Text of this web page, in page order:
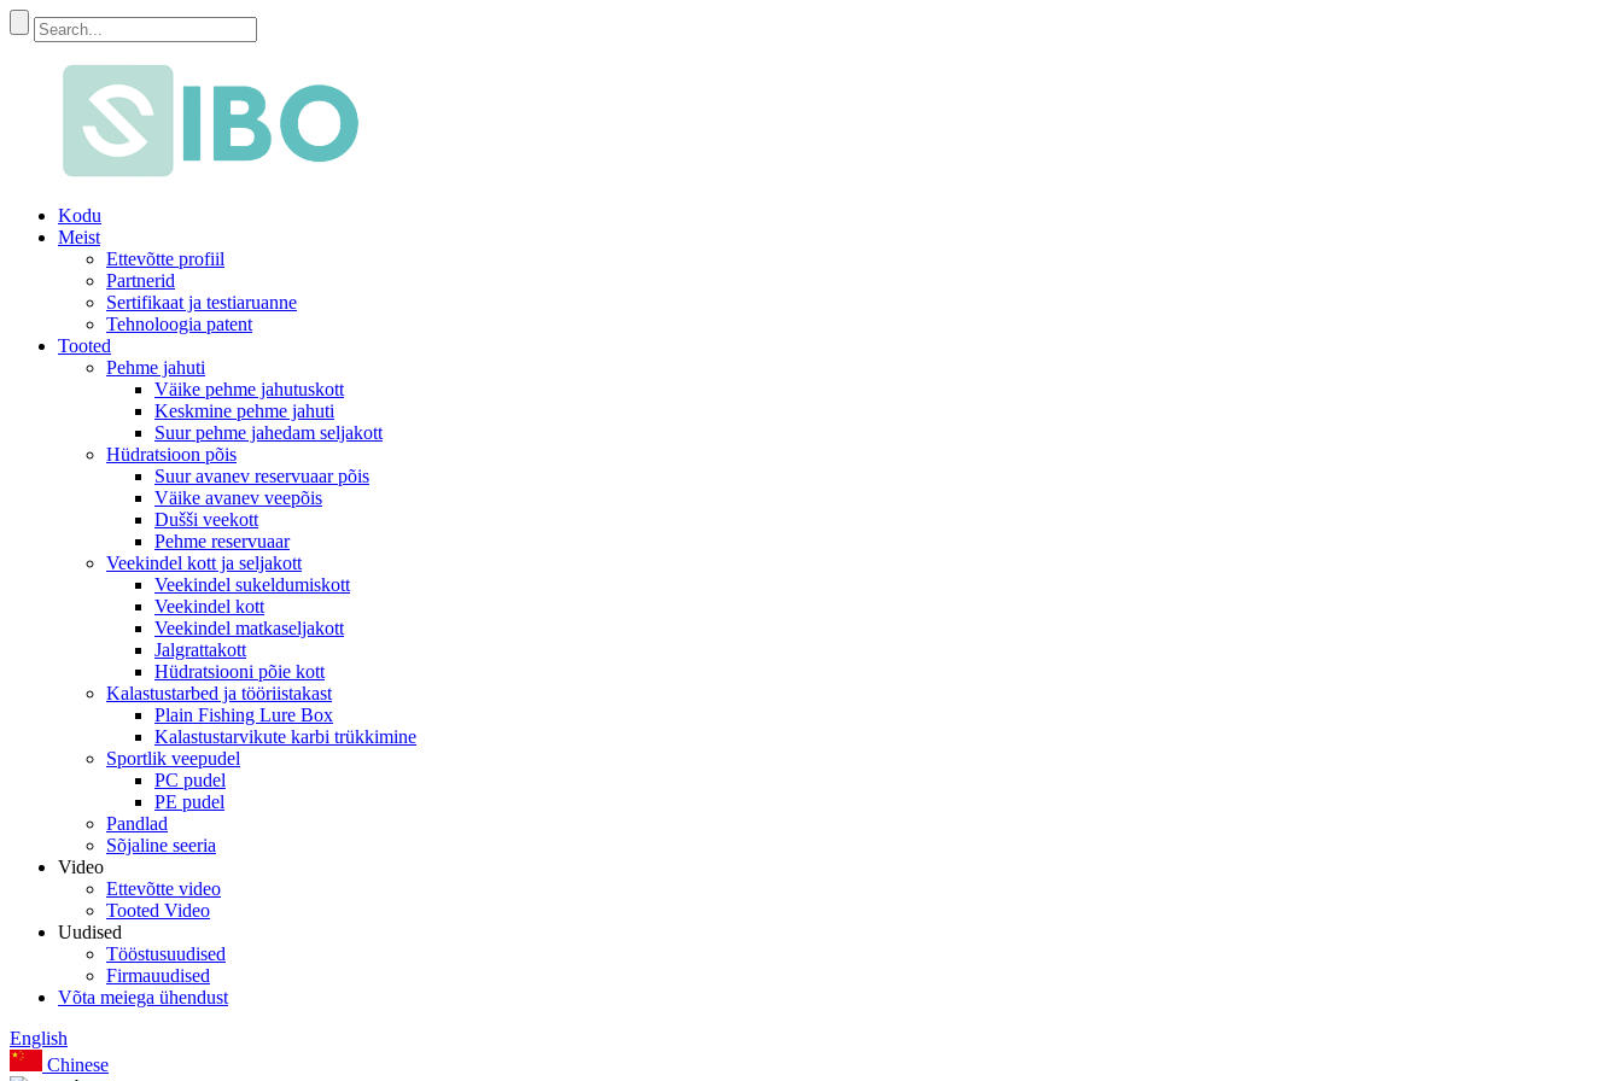
Kodu
Meist
Ettevõtte profiil
Partnerid
Sertifikaat ja testiaruanne
Tehnoloogia patent
Tooted
Pehme jahuti
Väike pehme jahutuskott
Keskmine pehme jahuti
Suur pehme jahedam seljakott
Hüdratsioon põis
Suur avanev reservuaar põis
Väike avanev veepõis
Dušši veekott
Pehme reservuaar
Veekindel kott ja seljakott
Veekindel sukeldumiskott
Veekindel kott
Veekindel matkaseljakott
Jalgrattakott
Hüdratsiooni põie kott
Kalastustarbed ja tööriistakast
Plain Fishing Lure Box
Kalastustarvikute karbi trükkimine
Sportlik veepudel
PC pudel
PE pudel
Pandlad
Sõjaline seeria
Video
Ettevõtte video
Tooted Video
Uudised
Tööstusuudised
Firmauudised
Võta meiega ühendust
English
Chinese